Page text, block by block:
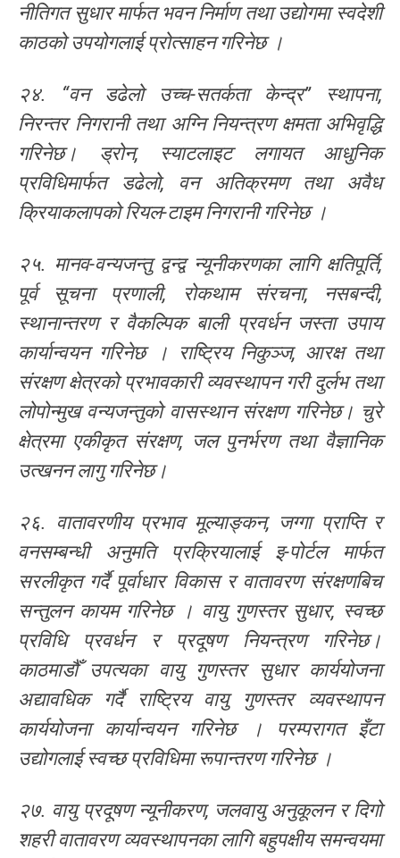
नीतिगत सुधार मार्फत भवन निर्माण तथा उद्योगमा स्वदेशी
काठको उपयोगलाई प्रोत्साहन गरिनेछ ।
२४. “वन डढेलो उच्च-सतर्कता केन्द्र” स्थापना,
निरन्तर निगरानी तथा अग्नि नियन्त्रण क्षमता अभिवृद्धि
गरिनेछ। ड्रोन, स्याटलाइट लगायत आधुनिक
प्रविधिमार्फत डढेलो, वन अतिक्रमण तथा अवैध
क्रियाकलापको रियल-टाइम निगरानी गरिनेछ ।
२५. मानव-वन्यजन्तु द्वन्द्व न्यूनीकरणका लागि क्षतिपूर्ति,
पूर्व सूचना प्रणाली, रोकथाम संरचना, नसबन्दी,
स्थानान्तरण र वैकल्पिक बाली प्रवर्धन जस्ता उपाय
कार्यान्वयन गरिनेछ । राष्ट्रिय निकुञ्ज, आरक्ष तथा
संरक्षण क्षेत्रको प्रभावकारी व्यवस्थापन गरी दुर्लभ तथा
लोपोन्मुख वन्यजन्तुको वासस्थान संरक्षण गरिनेछ। चुरे
क्षेत्रमा एकीकृत संरक्षण, जल पुनर्भरण तथा वैज्ञानिक
उत्खनन लागु गरिनेछ।
२६. वातावरणीय प्रभाव मूल्याङ्कन, जग्गा प्राप्ति र
वनसम्बन्धी अनुमति प्रक्रियालाई इ-पोर्टल मार्फत
सरलीकृत गर्दै पूर्वाधार विकास र वातावरण संरक्षणबिच
सन्तुलन कायम गरिनेछ । वायु गुणस्तर सुधार, स्वच्छ
प्रविधि प्रवर्धन र प्रदूषण नियन्त्रण गरिनेछ।
काठमाडौँ उपत्यका वायु गुणस्तर सुधार कार्ययोजना
अद्यावधिक गर्दै राष्ट्रिय वायु गुणस्तर व्यवस्थापन
कार्ययोजना कार्यान्वयन गरिनेछ । परम्परागत इँटा
उद्योगलाई स्वच्छ प्रविधिमा रूपान्तरण गरिनेछ ।
२७. वायु प्रदूषण न्यूनीकरण, जलवायु अनुकूलन र दिगो
शहरी वातावरण व्यवस्थापनका लागि बहुपक्षीय समन्वयमा